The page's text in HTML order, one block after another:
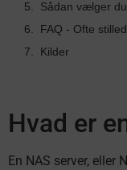
Sådan vælger
FAQ - Ofte
Kilder
Hvad er
En NAS server, eller